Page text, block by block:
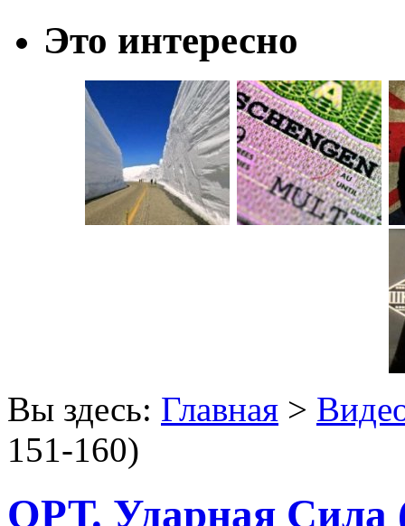
Это интересно
Вы здесь: Главная >
151-160)
ОРТ. Ударная Сила